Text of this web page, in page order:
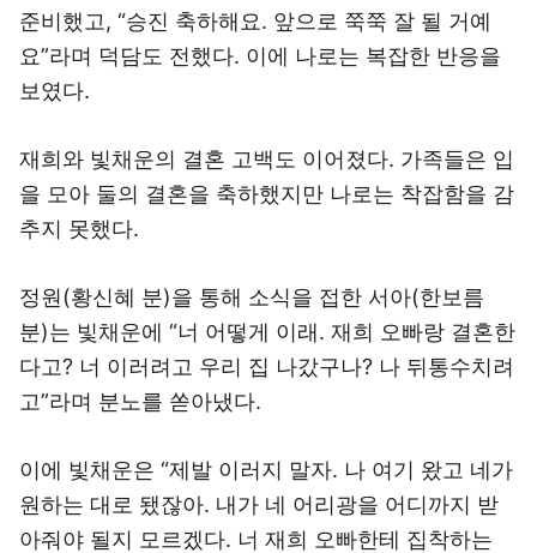
준비했고, “승진 축하해요. 앞으로 쭉쭉 잘 될 거예
요”라며 덕담도 전했다. 이에 나로는 복잡한 반응을
보였다.
재희와 빛채운의 결혼 고백도 이어졌다. 가족들은 입
을 모아 둘의 결혼을 축하했지만 나로는 착잡함을 감
추지 못했다.
정원(황신혜 분)을 통해 소식을 접한 서아(한보름
분)는 빛채운에 “너 어떻게 이래. 재희 오빠랑 결혼한
다고? 너 이러려고 우리 집 나갔구나? 나 뒤통수치려
고”라며 분노를 쏟아냈다.
이에 빛채운은 “제발 이러지 말자. 나 여기 왔고 네가
원하는 대로 됐잖아. 내가 네 어리광을 어디까지 받
아줘야 될지 모르겠다. 너 재희 오빠한테 집착하는